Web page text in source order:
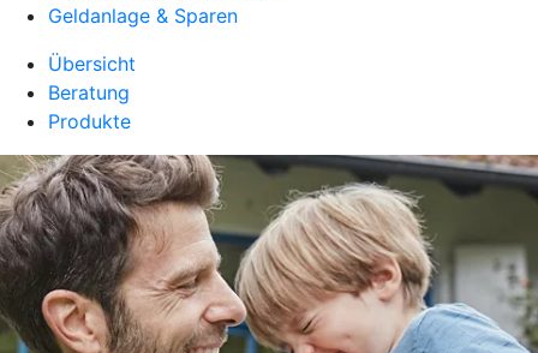
Geldanlage & Sparen
Übersicht
Beratung
Produkte